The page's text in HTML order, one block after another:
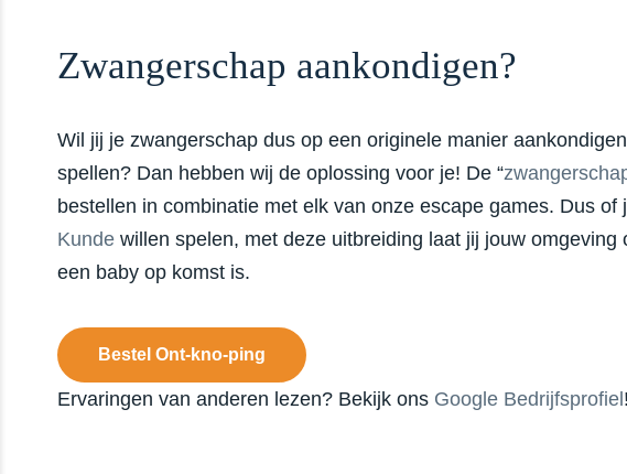
Zwangerschap aankondigen?
Wil jij je zwangerschap dus op een originele manier
spellen? Dan hebben wij de oplossing voor je! De “
bestellen in combinatie met elk van onze escape games. Dus of
Kunde willen spelen, met deze uitbreiding laat jij jouw
een baby op komst is.
Bestel Ont-kno-ping
Ervaringen van anderen lezen? Bekijk ons Google Bedrijfsprofiel !